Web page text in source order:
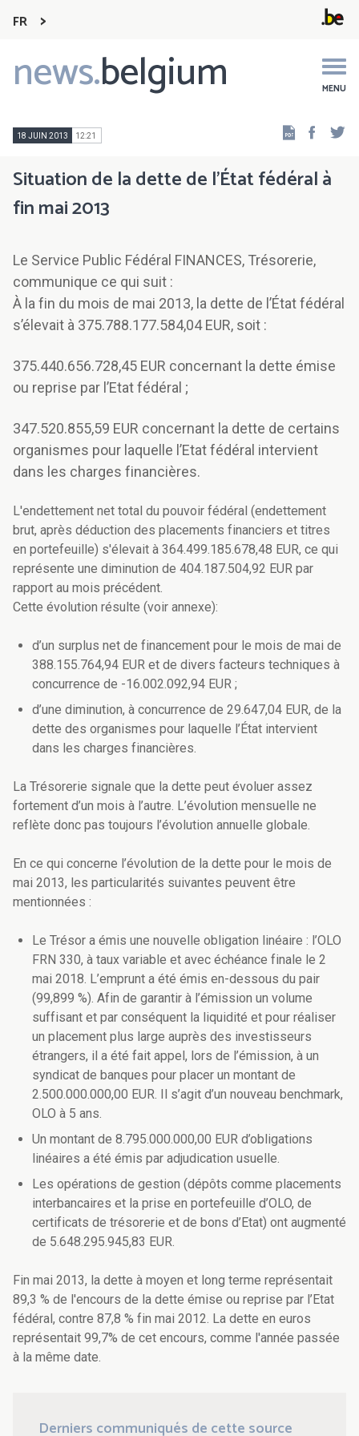
FR
news.belgium MENU
Main
navigation
18 JUIN 2013 12:21
Situation de la dette de l’État fédéral à
fin mai 2013
Le Service Public Fédéral FINANCES, Trésorerie,
communique ce qui suit :
À la fin du mois de mai 2013, la dette de l’État fédéral
s’élevait à 375.788.177.584,04 EUR, soit :
375.440.656.728,45 EUR concernant la dette émise
ou reprise par l’Etat fédéral ;
347.520.855,59 EUR concernant la dette de certains
organismes pour laquelle l’Etat fédéral intervient
dans les charges financières.
L'endettement net total du pouvoir fédéral (endettement
brut, après déduction des placements financiers et titres
en portefeuille) s'élevait à 364.499.185.678,48 EUR, ce qui
représente une diminution de 404.187.504,92 EUR par
rapport au mois précédent.
Cette évolution résulte (voir annexe):
d’un surplus net de financement pour le mois de mai de
388.155.764,94 EUR et de divers facteurs techniques à
concurrence de -16.002.092,94 EUR ;
d’une diminution, à concurrence de 29.647,04 EUR, de la
dette des organismes pour laquelle l’État intervient
dans les charges financières.
La Trésorerie signale que la dette peut évoluer assez
fortement d’un mois à l’autre. L’évolution mensuelle ne
reflète donc pas toujours l’évolution annuelle globale.
En ce qui concerne l’évolution de la dette pour le mois de
mai 2013, les particularités suivantes peuvent être
mentionnées :
Le Trésor a émis une nouvelle obligation linéaire : l’OLO
FRN 330, à taux variable et avec échéance finale le 2
mai 2018. L’emprunt a été émis en-dessous du pair
(99,899 %). Afin de garantir à l’émission un volume
suffisant et par conséquent la liquidité et pour réaliser
un placement plus large auprès des investisseurs
étrangers, il a été fait appel, lors de l’émission, à un
syndicat de banques pour placer un montant de
2.500.000.000,00 EUR. Il s’agit d’un nouveau benchmark,
OLO à 5 ans.
Un montant de 8.795.000.000,00 EUR d’obligations
linéaires a été émis par adjudication usuelle.
Les opérations de gestion (dépôts comme placements
interbancaires et la prise en portefeuille d’OLO, de
certificats de trésorerie et de bons d’Etat) ont augmenté
de 5.648.295.945,83 EUR.
Fin mai 2013, la dette à moyen et long terme représentait
89,3 % de l'encours de la dette émise ou reprise par l’Etat
fédéral, contre 87,8 % fin mai 2012. La dette en euros
représentait 99,7% de cet encours, comme l'année passée
à la même date.
Derniers communiqués de cette source